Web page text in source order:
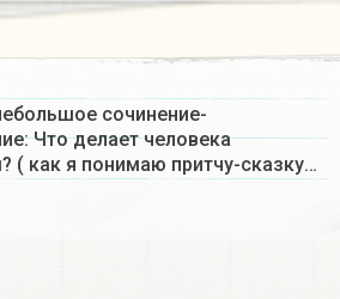
сочинение-
Что делает человека
( как я понимаю притчу-сказку…